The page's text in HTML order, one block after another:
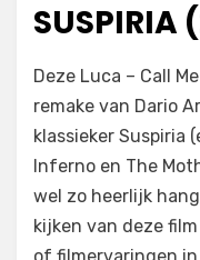
SUSPIRIA
door Filmofiel.nl
Laat een reactie
Deze Luca – Call
remake van Dario
klassieker Suspiria
Inferno en The
wel zo heerlijk
kijken van deze